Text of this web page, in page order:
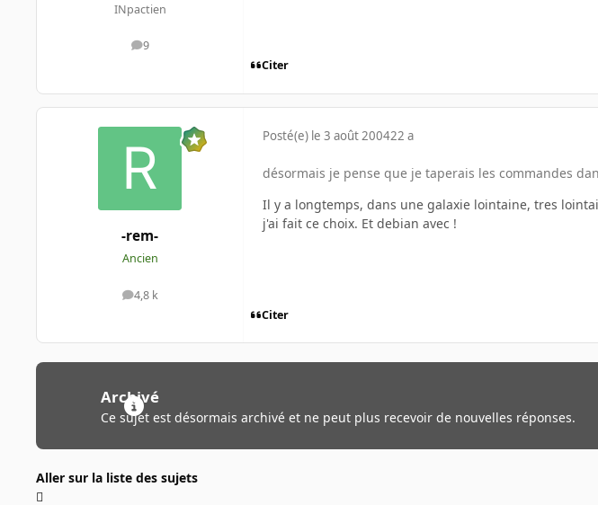
INpactien
9
messages
Citer
-rem-
Ancien
4,8 k
messages
Posté(e) le 3 août 200422 a
désormais je pense que je taperais les commandes
Il y a longtemps, dans une galaxie lointaine, tres
j'ai fait ce choix. Et debian avec !
Citer
Archivé
Ce sujet est désormais archivé et ne peut plus recevoir de nouvelles réponses.
Aller sur la liste des sujets